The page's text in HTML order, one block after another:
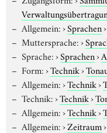
Allgemein:›Sprachen›
Muttersprache:›
Sprache:›Sprachen›
Form:›Technik›
Allgemein:›Technik›
Technik:›Technik›
Allgemein:›Technik›
Allgemein:›Zeitraum›